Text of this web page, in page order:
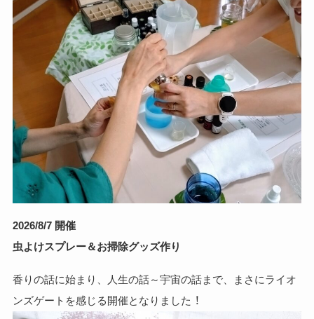
2026/8/7 開催
虫よけスプレー＆お掃除グッズ作り
香りの話に始まり、人生の話～宇宙の話まで、まさにライオ
ンズゲートを感じる開催となりました ！